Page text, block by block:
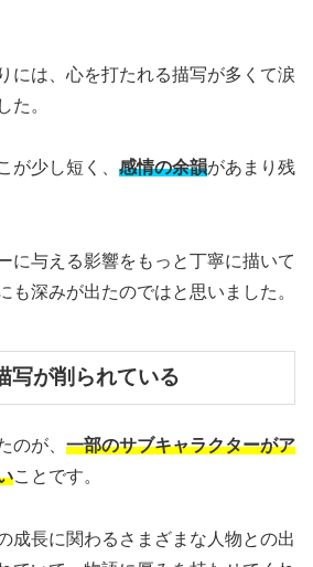
には、心を打たれる描写が多くて涙
た。
が少し短く、 感情の余韻があまり残
に与える影響をもっと丁寧に描いて
も深みが出たのではと思いました。
写が削られている
のが、 一部のサブキャラクターがア
ことです。
成長に関わるさまざまな人物との出